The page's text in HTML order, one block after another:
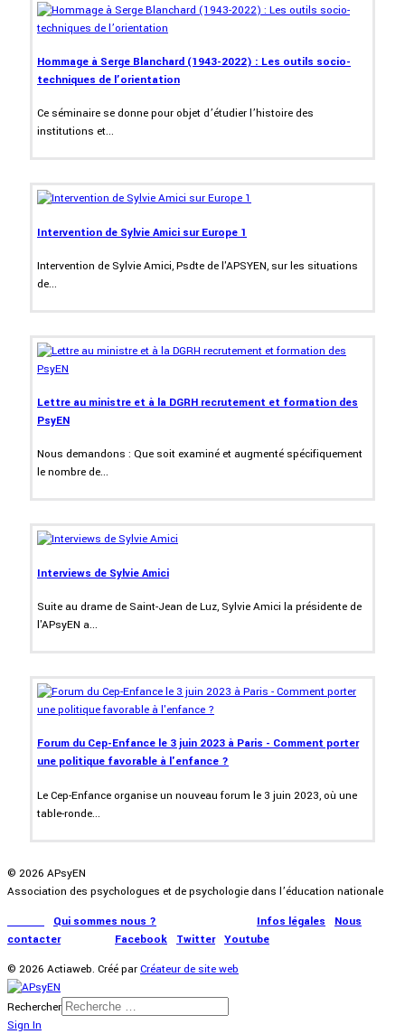
Hommage à Serge Blanchard (1943-2022) : Les outils socio-
techniques de l’orientation
Ce séminaire se donne pour objet d’étudier l’histoire des
institutions et...
Intervention de Sylvie Amici sur Europe 1
Intervention de Sylvie Amici, Psdte de l'APSYEN, sur les situations
de...
Lettre au ministre et à la DGRH recrutement et formation des
PsyEN
Nous demandons : Que soit examiné et augmenté spécifiquement
le nombre de...
Interviews de Sylvie Amici
Suite au drame de Saint-Jean de Luz, Sylvie Amici la présidente de
l'APsyEN a...
Forum du Cep-Enfance le 3 juin 2023 à Paris - Comment porter
une politique favorable à l'enfance ?
Le Cep-Enfance organise un nouveau forum le 3 juin 2023, où une
table-ronde...
© 2026 APsyEN
Association des psychologues et de psychologie dans l’éducation nationale
Qui sommes nous ? Infos légales
Nous
contacter| Facebook Twitter| Youtube
© 2026 Actiaweb. Créé parCréateur de site web
Rechercher
Sign In